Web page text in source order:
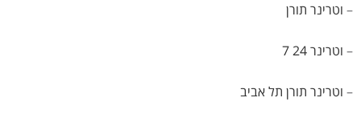
– וטרינר תורן
– וטרינר 24 7
– וטרינר תורן תל אביב